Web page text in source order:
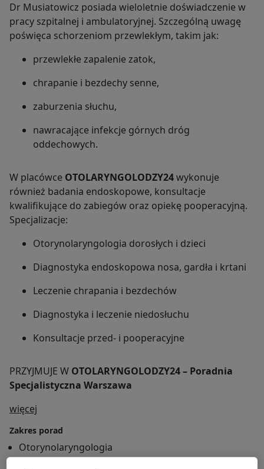
Dr Musiatowicz posiada wieloletnie doświadczenie w
pracy szpitalnej i ambulatoryjnej. Szczególną uwagę
poświęca schorzeniom przewlekłym, takim jak:
przewlekłe zapalenie zatok,
chrapanie i bezdechy senne,
zaburzenia słuchu,
nawracające infekcje górnych dróg
oddechowych.
W placówce OTOLARYNGOLODZY24wykonuje
również badania endoskopowe, konsultacje
kwalifikujące do zabiegów oraz opiekę pooperacyjną.
Specjalizacje:
Otorynolaryngologia dorosłych i dzieci
Diagnostyka endoskopowa nosa, gardła i krtani
Leczenie chrapania i bezdechów
Diagnostyka i leczenie niedosłuchu
Konsultacje przed- i pooperacyjne
PRZYJMUJE W OTOLARYNGOLODZY24 – Poradnia
Specjalistyczna Warszawa
więcej
Zakres porad
Otorynolaryngologia
Otorynolaryngologia dziecięca